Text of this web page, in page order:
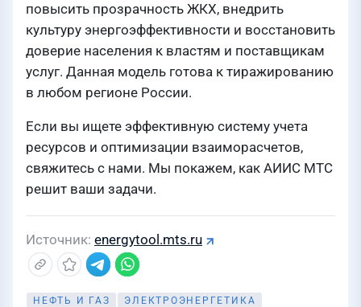
повысить прозрачность ЖКХ, внедрить
культуру энергоэффективности и восстановить
доверие населения к властям и поставщикам
услуг. Данная модель готова к тиражированию
в любом регионе России.
Если вы ищете эффективную систему учета
ресурсов и оптимизации взаиморасчетов,
свяжитесь с нами. Мы покажем, как АИИС МТС
решит ваши задачи.
Источник energytool.mts.ru
НЕФТЬ И ГАЗ ЭЛЕКТРОЭНЕРГЕТИКА